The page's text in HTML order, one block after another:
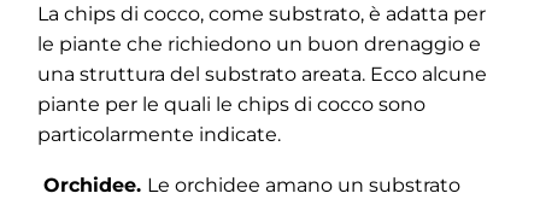
La chips di cocco, come substrato, è adatta per
le piante che richiedono un buon drenaggio e
una struttura del substrato areata. Ecco alcune
piante per le quali le chips di cocco sono
particolarmente indicate.
Orchidee. Le orchidee amano un substrato